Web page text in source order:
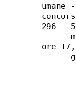
296 -
ore